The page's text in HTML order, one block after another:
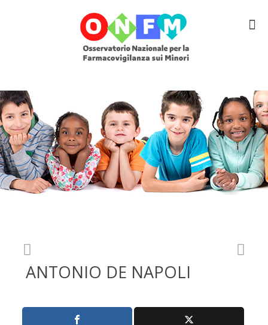
ANTONIO DE NAPOLI